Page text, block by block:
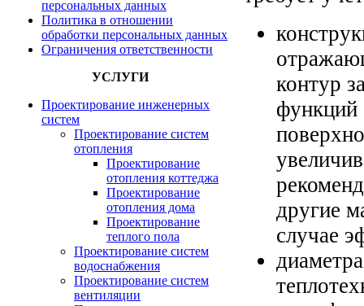
персональных данных
Политика в отношении
обработки персональных данных
Ограничения ответственности
УСЛУГИ
Проектирование инженерных
систем
Проектирование систем
отопления
Проектирование
отопления коттеджа
Проектирование
отопления дома
Проектирование
теплого пола
Проектирование систем
водоснабжения
Проектирование систем
вентиляции
контур
функций
другие
случае